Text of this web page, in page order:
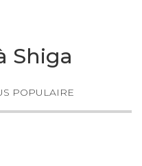
Shiga
POPULAIRE